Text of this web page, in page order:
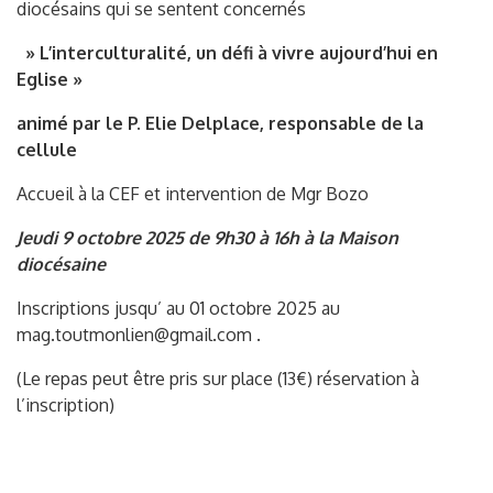
diocésains qui se sentent concernés
» L’interculturalité, un défi à vivre aujourd’hui en
Eglise »
animé par le P. Elie Delplace, responsable de la
cellule
Accueil à la CEF et intervention de Mgr Bozo
Jeudi 9 octobre 2025 de 9h30 à 16h à la Maison
diocésaine
Inscriptions jusqu’ au 01 octobre 2025 au
mag.toutmonlien@gmail.com .
(Le repas peut être pris sur place (13€) réservation à
l’inscription)